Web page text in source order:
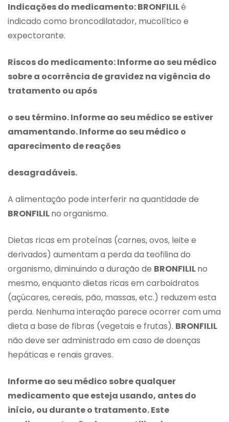
Indicações do medicamento: BRONFILILé
indicado como broncodilatador, mucolítico e
expectorante.
Riscos do medicamento: Informe ao seu médico
sobre a ocorrência de gravidez na vigência do
tratamento ou após
o seu término. Informe ao seu médico se estiver
amamentando. Informe ao seu médico o
aparecimento de reações
desagradáveis.
A alimentação pode interferir na quantidade de
BRONFILILno organismo.
Dietas ricas em proteínas (carnes, ovos, leite e
derivados) aumentam a perda da teofilina do
organismo, diminuindo a duração de BRONFILILno
mesmo, enquanto dietas ricas em carboidratos
(açúcares, cereais, pão, massas, etc.) reduzem esta
perda. Nenhuma interação parece ocorrer com uma
dieta a base de fibras (vegetais e frutas). BRONFILIL
não deve ser administrado em caso de doenças
hepáticas e renais graves.
Informe ao seu médico sobre qualquer
medicamento que esteja usando, antes do
início, ou durante o tratamento. Este